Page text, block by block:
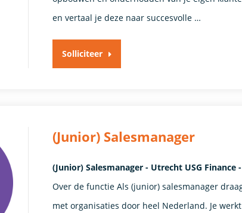
en vertaal je deze naar succesvolle …
Solliciteer
(Junior) Salesmanager
(Junior) Salesmanager - Utrecht USG Finance
Over de functie Als (junior) salesmanager
met organisaties door heel Nederland. Je